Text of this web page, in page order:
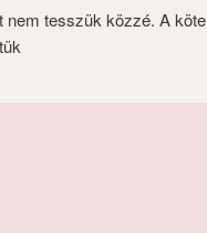
nem tesszük közzé. A